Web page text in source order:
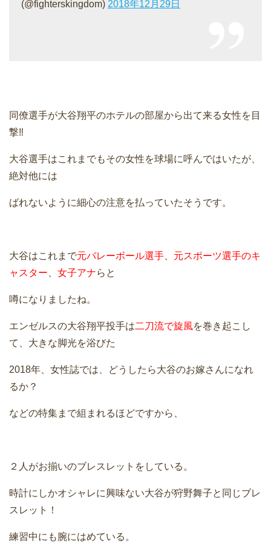
(@fighterskingdom) 2018年12月29日
同僚選手が大谷翔平のホテルの部屋から出て来る女性を目
撃‼
大谷選手はこれまでもその女性を球場に呼んではいたが、
絶対他には
ばれないように細心の注意を払っていたそうです。
大谷はこれまで元バレーボール選手
元スポーツ選手のキ
ャスター
女子アナらと
噂になりましたね。
エンゼルスの大谷翔平投手は二刀流で旋風を巻き起こし
て、大きな脚光を浴びた
2018年、女性誌では、どうしたら大谷のお嫁さんになれ
るか？
などの特集まで組まれるほどですから、
２人がお揃いのブレスレットをしている。
時計にしかオシャレに興味ない大谷が狩野舞子と同じブレ
スレット！
練習中にも腕にはめている。